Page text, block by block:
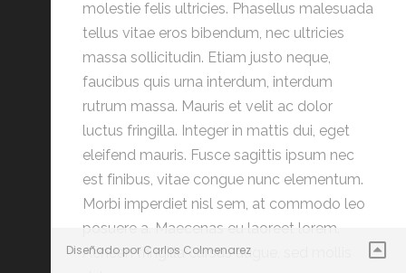
molestie felis ultricies. Phasellus malesuada
tellus vitae eros bibendum, nec ultricies
massa sollicitudin. Etiam justo neque,
faucibus quis urna interdum, interdum
rutrum massa. Mauris et velit ac dolor
luctus fringilla. Integer in mattis dui, eget
eleifend mauris. Fusce sagittis ipsum nec
est finibus, vitae congue nunc elementum.
Morbi imperdiet nisl sem, at commodo leo
posuere a. Maecenas eu laoreet lorem.
Aenean fringilla cursus augue, sed mollis
Diseñado por Carlos Colmenarez